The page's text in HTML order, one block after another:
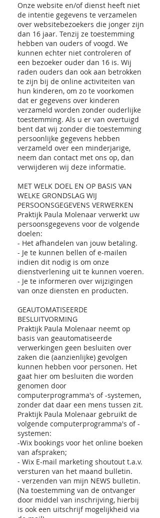
Onze website en/of dienst heeft niet
de intentie gegevens te verzamelen
over websitebezoekers die jonger zijn
dan 16 jaar. Tenzij ze toestemming
hebben van ouders of voogd. We
kunnen echter niet controleren of
een bezoeker ouder dan 16 is. Wij
raden ouders dan ook aan betrokken
te zijn bij de online activiteiten van
hun kinderen, om zo te voorkomen
dat er gegevens over kinderen
verzameld worden zonder ouderlijke
toestemming. Als u er van overtuigd
bent dat wij zonder die toestemming
persoonlijke gegevens hebben
verzameld over een minderjarige,
neem dan contact met ons op, dan
verwijderen wij deze informatie.
MET WELK DOEL EN OP BASIS VAN
WELKE GRONDSLAG WIJ
PERSOONSGEGEVENS VERWERKEN
Praktijk Paula Molenaar verwerkt uw
persoonsgegevens voor de volgende
doelen:
- Het afhandelen van jouw betaling.
- Je te kunnen bellen of e-mailen
indien dit nodig is om onze
dienstverlening uit te kunnen voeren.
- Je te informeren over wijzigingen
van onze diensten en producten.
GEAUTOMATISEERDE
BESLUITVORMING
Praktijk Paula Molenaar neemt op
basis van geautomatiseerde
verwerkingen geen besluiten over
zaken die (aanzienlijke) gevolgen
kunnen hebben voor personen. Het
gaat hier om besluiten die worden
genomen door
computerprogramma's of -systemen,
zonder dat daar een mens tussen zit.
Praktijk Paula Molenaar gebruikt de
volgende computerprogramma's of -
systemen:
-Wix bookings voor het online boeken
van afspraken;
- Wix E-mail marketing shoutout t.a.v.
versturen van het maand bulletin.
- verzenden van mijn NEWS bulletin.
(Na toestemming van de ontvanger
door middel van inschrijving, hierbij
is ook een uitschrijf mogelijkheid via